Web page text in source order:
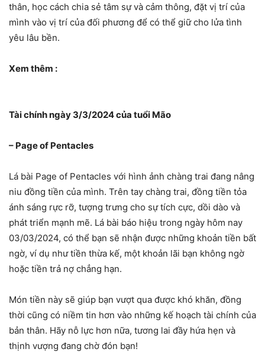
thân, học cách chia sẻ tâm sự và cảm thông, đặt vị trí của
mình vào vị trí của đối phương để có thể giữ cho lửa tình
yêu lâu bền.
Xem thêm :
Tài chính ngày 3/3/2024 của tuổi Mão
– Page of Pentacles
Lá bài Page of Pentacles với hình ảnh chàng trai đang nâng
niu đồng tiền của mình. Trên tay chàng trai, đồng tiền tỏa
ánh sáng rực rỡ, tượng trưng cho sự tích cực, dồi dào và
phát triển mạnh mẽ. Lá bài báo hiệu trong ngày hôm nay
03/03/2024, có thể bạn sẽ nhận được những khoản tiền bất
ngờ, ví dụ như tiền thừa kế, một khoản lãi bạn không ngờ
hoặc tiền trả nợ chẳng hạn.
Món tiền này sẽ giúp bạn vượt qua được khó khăn, đồng
thời cũng có niềm tin hơn vào những kế hoạch tài chính của
bản thân. Hãy nỗ lực hơn nữa, tương lai đầy hứa hẹn và
thịnh vượng đang chờ đón bạn!